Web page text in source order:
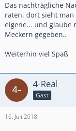
Das nachträgliche
raten, dort sieht
eigene... und glaube
Meckern gegeben..
Weiterhin viel Spaß
4-Real
Gast
16. Juli 2018